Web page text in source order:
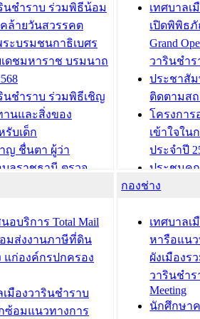
นชำราบ ร่วมพิธีน้อม
ล้ายวันสวรรคต
ะบรมชนกาธิเบศร
ดชมหาราช บรมนาถ
นชำราบ ร่วมพิธีเชิญ
นและสิ่งของ
บเด็ก
ญ ชื่นตา ผู้ว่า
ลราชธานี ตรวจ
งสถานที่ในการเตรี
ถิ่นเทศบาลเมือง
นการมอบทะเบียน
รประจำตัว
ะเภท 8 แก่บุคคลที่
นทะเบียนบ้าน
เทศบาลเ
เปิดพิพิธภั
Grand
วารินชำร
ประชาสัม
ติดตามส
โครงกา
เข้าใจใน
ประจำปี
ประชุมค
ความเสี่ย
ประชุมที
ชีวา สร้า
ขับเคลื่อน
“เมืองแห่
บทความ อื่นๆ ...
อบริการ Total Mail
มส่งงานภาษีที่ดิน
แก่องค์กรปกครอง
มืองวารินชำราบ
ซ้อมแนวทางการ
กองช่าง
เทศบาลเ
หารือแน
ผังเมืองร
วารินชำร
Meeting
นักศึกษา